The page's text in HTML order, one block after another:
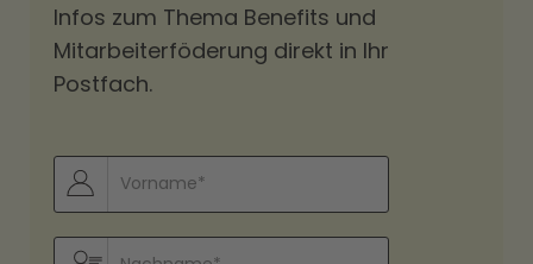
Infos zum Thema Benefits und
Mitarbeiterföderung direkt in Ihr
Postfach.